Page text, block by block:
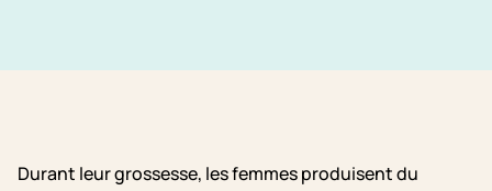
Durant leur grossesse, les femmes produisent du